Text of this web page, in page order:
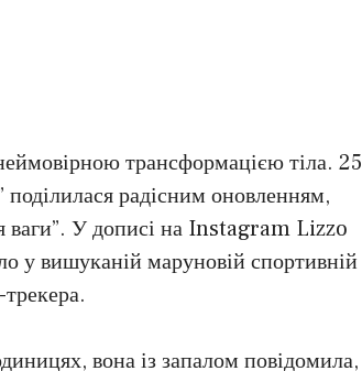
трансформацією тіла. 25
радісним оновленням,
ваги”. У дописі на Instagram Lizzo
у вишуканій маруновій спортивній
вона із запалом повідомила,